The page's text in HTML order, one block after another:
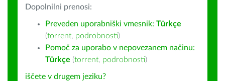
Dopolnilni prenosi:
Preveden uporabniški vmesnik: Türkçe
(torrent, podrobnosti)
Pomoč za uporabo v nepovezanem načinu:
Türkçe (torrent, podrobnosti)
iščete v drugem jeziku?